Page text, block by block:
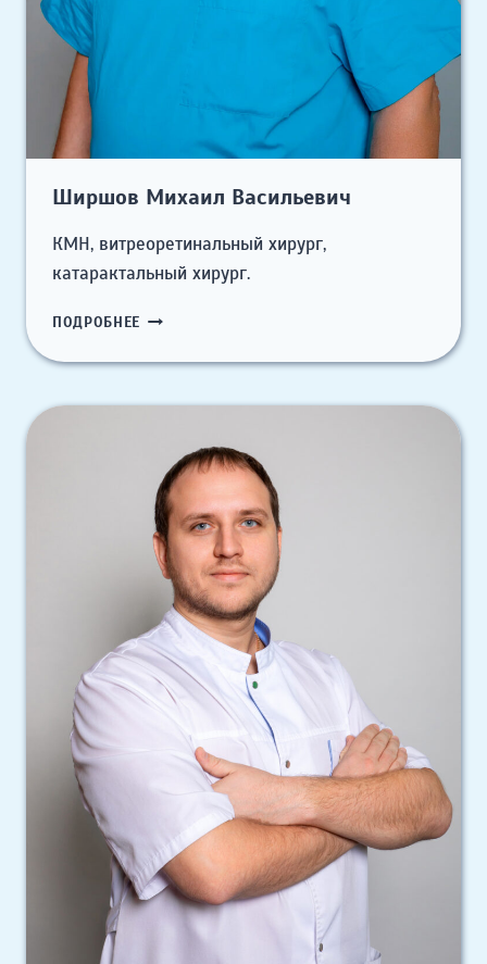
Ширшов Михаил Васильевич
КМН, витреоретинальный хирург,
катарактальный хирург.
ПОДРОБНЕЕ ШИРШОВ
ВАСИЛЬЕВИЧ